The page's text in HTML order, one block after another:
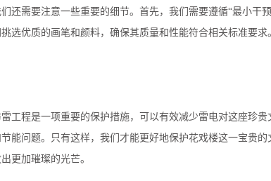
还需要注意一些重要的细节。首先，我们需要遵循“最小
选优质的画笔和颜料，确保其质量和性能符合相关标准要
工程是一项重要的保护措施，可以有效减少雷电对这座珍
能问题。只有这样，我们才能更好地保护花戏楼这一宝贵
更加璀璨的光芒。